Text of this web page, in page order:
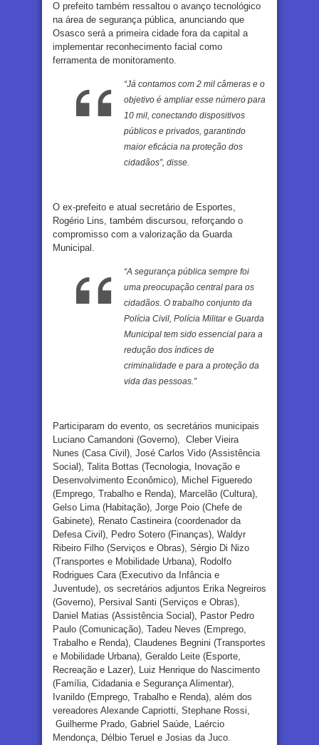
O prefeito também ressaltou o avanço tecnológico
na área de segurança pública, anunciando que
Osasco será a primeira cidade fora da capital a
implementar reconhecimento facial como
ferramenta de monitoramento.
“Já contamos com 2 mil câmeras e o
objetivo é ampliar esse número para
10 mil, conectando dispositivos
públicos e privados, garantindo
maior eficácia na proteção dos
cidadãos”, disse.
O ex-prefeito e atual secretário de Esportes,
Rogério Lins, também discursou, reforçando o
compromisso com a valorização da Guarda
Municipal.
“A segurança pública sempre foi
uma preocupação central para os
cidadãos. O trabalho conjunto da
Polícia Civil, Polícia Militar e Guarda
Municipal tem sido essencial para a
redução dos índices de
criminalidade e para a proteção da
vida das pessoas.”
Participaram do evento, os secretários municipais
Luciano Camandoni (Governo), Cleber Vieira
Nunes (Casa Civil), José Carlos Vido (Assistência
Social), Talita Bottas (Tecnologia, Inovação e
Desenvolvimento Econômico), Michel Figueredo
(Emprego, Trabalho e Renda), Marcelão (Cultura),
Gelso Lima (Habitação), Jorge Poio (Chefe de
Gabinete), Renato Castineira (coordenador da
Defesa Civil), Pedro Sotero (Finanças), Waldyr
Ribeiro Filho (Serviços e Obras), Sérgio Di Nizo
(Transportes e Mobilidade Urbana), Rodolfo
Rodrigues Cara (Executivo da Infância e
Juventude), os secretários adjuntos Erika Negreiros
(Governo), Persival Santi (Serviços e Obras),
Daniel Matias (Assistência Social), Pastor Pedro
Paulo (Comunicação), Tadeu Neves (Emprego,
Trabalho e Renda), Claudenes Begnini (Transportes
e Mobilidade Urbana), Geraldo Leite (Esporte,
Recreação e Lazer), Luiz Henrique do Nascimento
(Família, Cidadania e Segurança Alimentar),
Ivanildo (Emprego, Trabalho e Renda), além dos
vereadores Alexande Capriotti, Stephane Rossi,
Guilherme Prado, Gabriel Saúde, Laércio
Mendonça, Délbio Teruel e Josias da Juco.